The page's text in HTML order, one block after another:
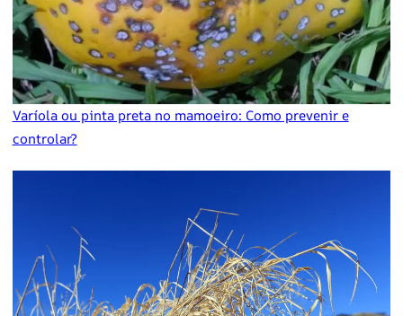
Varíola ou pinta preta no mamoeiro: Como prevenir e
controlar?